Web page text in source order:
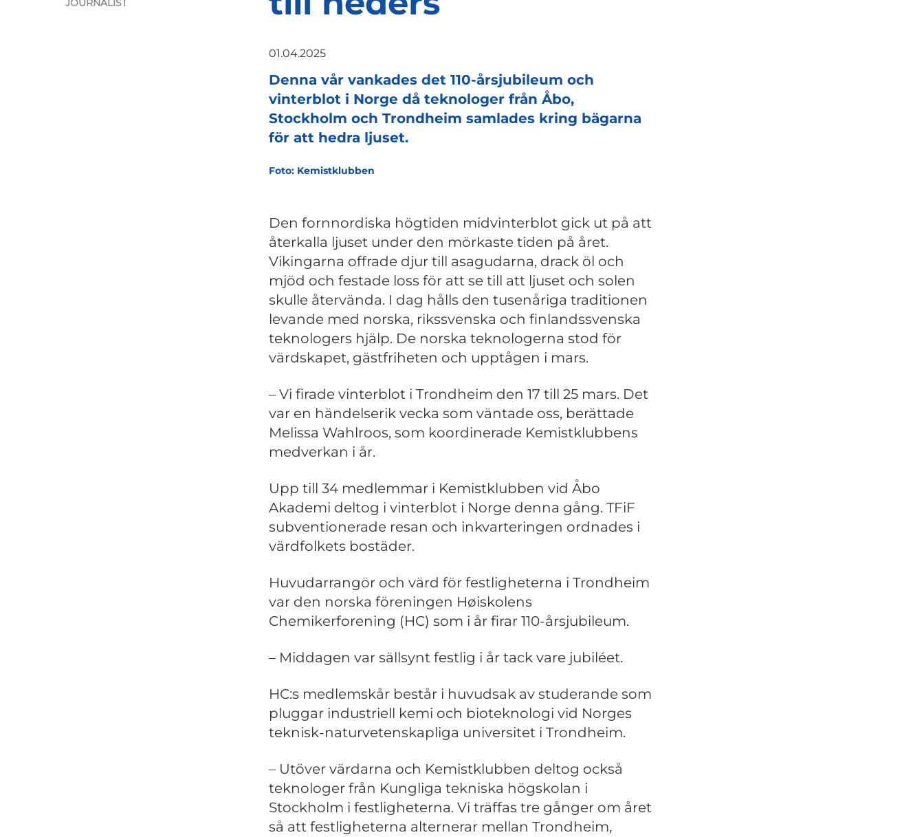
JOURNALIST
01.04.2025
Denna vår vankades det 110-årsjubileum och
vinterblot i Norge då teknologer från Åbo,
Stockholm och Trondheim samlades kring bägarna
för att hedra ljuset.
Foto: Kemistklubben
Den fornnordiska högtiden midvinterblot gick ut på att
återkalla ljuset under den mörkaste tiden på året.
Vikingarna offrade djur till asagudarna, drack öl och
mjöd och festade loss för att se till att ljuset och solen
skulle återvända. I dag hålls den tusenåriga traditionen
levande med norska, rikssvenska och finlandssvenska
teknologers hjälp. De norska teknologerna stod för
värdskapet, gästfriheten och upptågen i mars.
– Vi firade vinterblot i Trondheim den 17 till 25 mars. Det
var en händelserik vecka som väntade oss, berättade
Melissa Wahlroos, som koordinerade Kemistklubbens
medverkan i år.
Upp till 34 medlemmar i Kemistklubben vid Åbo
Akademi deltog i vinterblot i Norge denna gång. TFiF
subventionerade resan och inkvarteringen ordnades i
värdfolkets bostäder.
Huvudarrangör och värd för festligheterna i Trondheim
var den norska föreningen Høiskolens
Chemikerforening (HC) som i år firar 110-årsjubileum.
– Middagen var sällsynt festlig i år tack vare jubiléet.
HC:s medlemskår består i huvudsak av studerande som
pluggar industriell kemi och bioteknologi vid Norges
teknisk-naturvetenskapliga universitet i Trondheim.
– Utöver värdarna och Kemistklubben deltog också
teknologer från Kungliga tekniska högskolan i
Stockholm i festligheterna. Vi träffas tre gånger om året
så att festligheterna alternerar mellan Trondheim,